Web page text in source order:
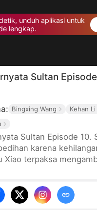
unduh aplikasi untuk
lengkap.
Sultan
Bingxing Wang Kehan Li
Sultan Episode 10.
karena
Xiao terpaksa
diambang
Untuk menakut-nakuti